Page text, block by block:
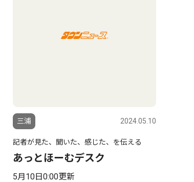
三浦 2024.05.10
記者が見た、聞いた、感じた、を伝える
あっとほーむデスク
5月10日0:00更新